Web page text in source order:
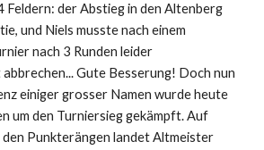
Feldern: der Abstieg in den Altenberg
und Niels musste nach einem
nach 3 Runden leider
Gute Besserung! Doch nun
einiger grosser Namen wurde heute
um den Turniersieg gekämpft. Auf
den Punkterängen landet Altmeister